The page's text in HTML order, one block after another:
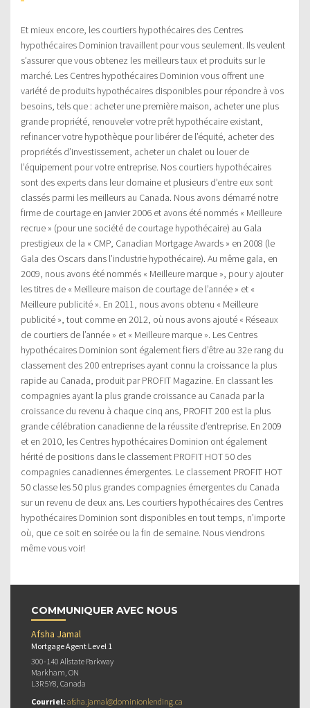
Et mieux encore, les courtiers hypothécaires des Centres
hypothécaires Dominion travaillent pour vous seulement. Ils veulent
s’assurer que vous obtenez les meilleurs taux et produits sur le
marché. Les Centres hypothécaires Dominion vous offrent une
variété de produits hypothécaires disponibles pour répondre à vos
besoins, tels que : acheter une première maison, acheter une plus
grande propriété, renouveler votre prêt hypothécaire existant,
refinancer votre hypothèque pour libérer de l’équité, acheter des
propriétés d’investissement, acheter un chalet ou louer de
l’équipement pour votre entreprise. Nos courtiers hypothécaires
sont des experts dans leur domaine et plusieurs d’entre eux sont
classés parmi les meilleurs au Canada. Nous avons démarré notre
firme de courtage en janvier 2006 et avons été nommés « Meilleure
recrue » (pour une société de courtage hypothécaire) au Gala
prestigieux de la « CMP, Canadian Mortgage Awards » en 2008 (le
Gala des Oscars dans l’industrie hypothécaire). Au même gala, en
2009, nous avons été nommés « Meilleure marque », pour y ajouter
les titres de « Meilleure maison de courtage de l’année » et «
Meilleure publicité ». En 2011, nous avons obtenu « Meilleure
publicité », tout comme en 2012, où nous avons ajouté « Réseaux
de courtiers de l’année » et « Meilleure marque ». Les Centres
hypothécaires Dominion sont également fiers d’être au 32e rang du
classement des 200 entreprises ayant connu la croissance la plus
rapide au Canada, produit par PROFIT Magazine. En classant les
compagnies ayant la plus grande croissance au Canada par la
croissance du revenu à chaque cinq ans, PROFIT 200 est la plus
grande célébration canadienne de la réussite d’entreprise. En 2009
et en 2010, les Centres hypothécaires Dominion ont également
hérité de positions dans le classement PROFIT HOT 50 des
compagnies canadiennes émergentes. Le classement PROFIT HOT
50 classe les 50 plus grandes compagnies émergentes du Canada
sur un revenu de deux ans. Les courtiers hypothécaires des Centres
hypothécaires Dominion sont disponibles en tout temps, n’importe
où, que ce soit en soirée ou la fin de semaine. Nous viendrons
même vous voir!
COMMUNIQUER AVEC NOUS
Afsha Jamal
Mortgage Agent Level 1
300-140 Allstate Parkway
Markham, ON
L3R 5Y8, Canada
Courriel: afsha.jamal@dominionlending.ca